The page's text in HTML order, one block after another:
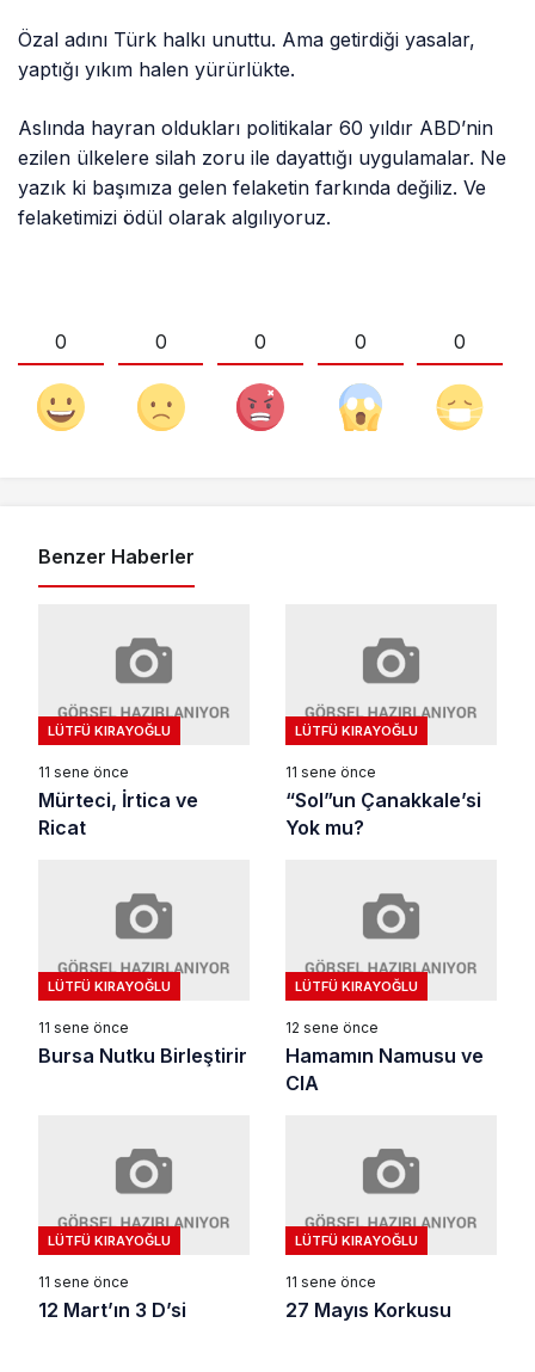
Özal adını Türk halkı unuttu. Ama getirdiği yasalar,
yaptığı yıkım halen yürürlükte.
Aslında hayran oldukları politikalar 60 yıldır ABD’nin
ezilen ülkelere silah zoru ile dayattığı uygulamalar. Ne
yazık ki başımıza gelen felaketin farkında değiliz. Ve
felaketimizi ödül olarak algılıyoruz.
0 0 0 0 0
Benzer Haberler
LÜTFÜ KIRAYOĞLU
11 sene önce
Mürteci, İrtica ve
Ricat
LÜTFÜ KIRAYOĞLU
11 sene önce
“Sol”un Çanakkale’si
Yok mu?
LÜTFÜ KIRAYOĞLU
11 sene önce
Bursa Nutku Birleştirir
LÜTFÜ KIRAYOĞLU
12 sene önce
Hamamın Namusu ve
CIA
LÜTFÜ KIRAYOĞLU
11 sene önce
12 Mart’ın 3 D’si
LÜTFÜ KIRAYOĞLU
11 sene önce
27 Mayıs Korkusu